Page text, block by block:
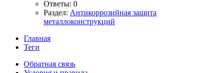
Ответы: 0
Раздел: Антикоррозийная защита
металлоконструкций
Главная
Теги
Обратная связь